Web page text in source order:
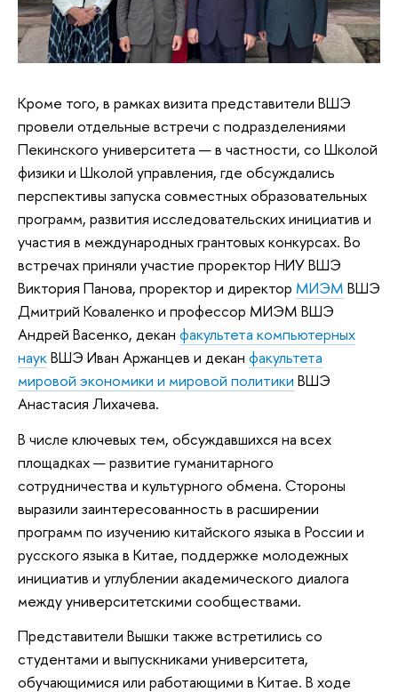
Кроме того, в рамках визита представители ВШЭ
провели отдельные встречи с подразделениями
Пекинского университета — в частности, со Школой
физики и Школой управления, где обсуждались
перспективы запуска совместных образовательных
программ, развития исследовательских инициатив и
участия в международных грантовых конкурсах. Во
встречах приняли участие проректор НИУ ВШЭ
Виктория Панова, проректор и директор МИЭМ ВШЭ
Дмитрий Коваленко и профессор МИЭМ ВШЭ
Андрей Васенко, декан факультета компьютерных
наукВШЭ Иван Аржанцев и декан факультета
мировой экономики и мировой политики ВШЭ
Анастасия Лихачева.
В числе ключевых тем, обсуждавшихся на всех
площадках — развитие гуманитарного
сотрудничества и культурного обмена. Стороны
выразили заинтересованность в расширении
программ по изучению китайского языка в России и
русского языка в Китае, поддержке молодежных
инициатив и углублении академического диалога
между университетскими сообществами.
Представители Вышки также встретились со
студентами и выпускниками университета,
обучающимися или работающими в Китае. В ходе